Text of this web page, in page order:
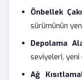
Önbellek
sürümünün
Depolama
seviyeleri, yeni
Ağ